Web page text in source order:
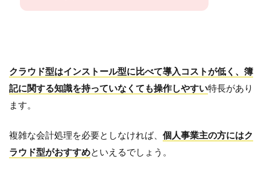
クラウド型はインストール型に比べて導入コストが低く、簿
記に関する知識を持っていなくても操作しやすい特長があり
ます。
複雑な会計処理を必要としなければ、 個人事業主の方にはク
ラウド型がおすすめといえるでしょう。